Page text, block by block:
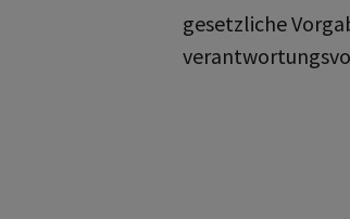
gesetzliche